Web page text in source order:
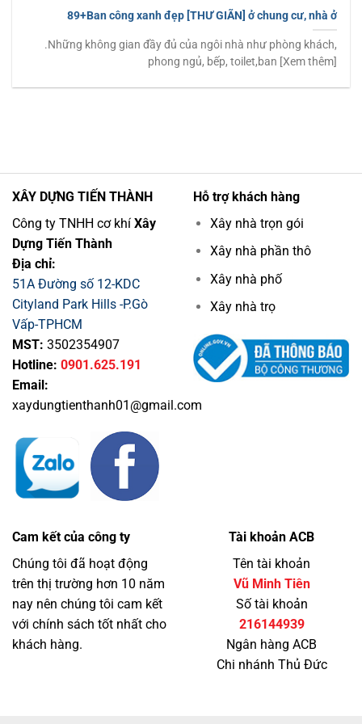
89+Ban công xanh đẹp [THƯ GIÃN] ở chung cư, nhà ở
.Những không gian đầy đủ của ngôi nhà như phòng khách,
phong ngủ, bếp, toilet,ban [Xem thêm]
XÂY DỰNG TIẾN THÀNH
Công ty TNHH cơ khí Xây
Dựng Tiến Thành
Địa chỉ:
51A Đường số 12-KDC
Cityland Park Hills -P.Gò
Vấp-TPHCM
MST: 3502354907
Hotline: 0901.625.191
Email:
xaydungtienthanh01@gmail.com
Hỗ trợ khách hàng
Xây nhà trọn gói
Xây nhà phần thô
Xây nhà phố
Xây nhà trọ
Cam kết của công ty
Chúng tôi đã hoạt động
trên thị trường hơn 10 năm
nay nên chúng tôi cam kết
với chính sách tốt nhất cho
khách hàng.
Tài khoản ACB
Tên tài khoản
Vũ Minh Tiên
Số tài khoản
216144939
Ngân hàng ACB
Chi nhánh Thủ Đức